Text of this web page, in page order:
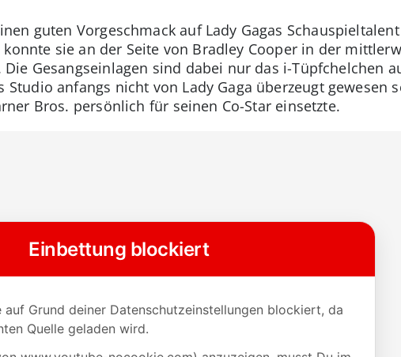
guten Vorgeschmack auf Lady Gagas
sie an der Seite von Bradley Cooper in der
Gesangseinlagen sind dabei nur das i-Tüpfchelchen
anfangs nicht von Lady Gaga überzeugt gewesen
Bros. persönlich für seinen Co-Star einsetzte.